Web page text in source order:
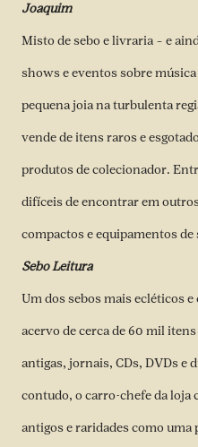
Joaquim
Misto de sebo e livraria – e
shows e eventos sobre
pequena joia na turbulenta
vende de itens raros e
produtos de colecionador.
difíceis de encontrar em
compactos e equipamentos de
Sebo Leitura
Um dos sebos mais ecléticos
acervo de cerca de 60 mil
antigas, jornais, CDs, DVDs e
contudo, o carro-chefe da loja
antigos e raridades como uma